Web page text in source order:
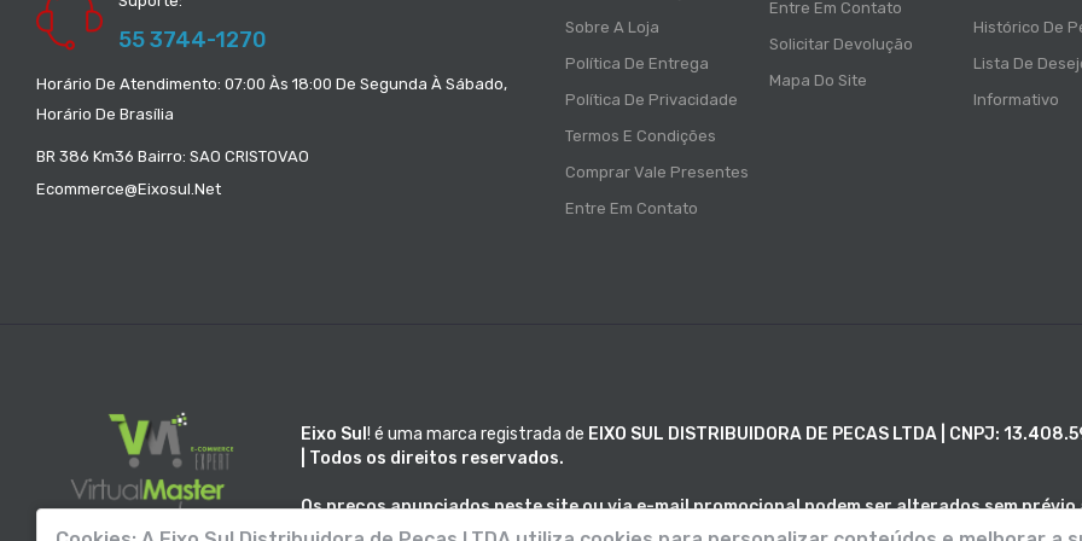
55 3744-1270
Horário De Atendimento: 07:00 Às 18:00 De Segunda À Sábado,
Horário De Brasília
BR 386 Km36 Bairro: SAO CRISTOVAO
Ecommerce@eixosul.net
Sobre A Loja
Política De Entrega
Política De Privacidade
Termos E Condições
Comprar Vale Presentes
Entre Em Contato
Entre Em Contato
Solicitar Devolução
Mapa Do Site
Histórico De
Lista De
Informativo
Eixo Sul ! é uma marca registrada de EIXO SUL DISTRIBUIDORA DE PECAS LTDA | CNPJ:
| Todos os direitos reservados.
Os preços anunciados neste site ou via e-mail promocional podem ser alterados sem prévio
Sul!não é responsável por erros descritivos. As fotos contidas nesta página são